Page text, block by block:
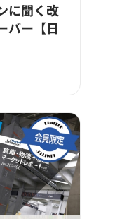
に聞く改
バー【日